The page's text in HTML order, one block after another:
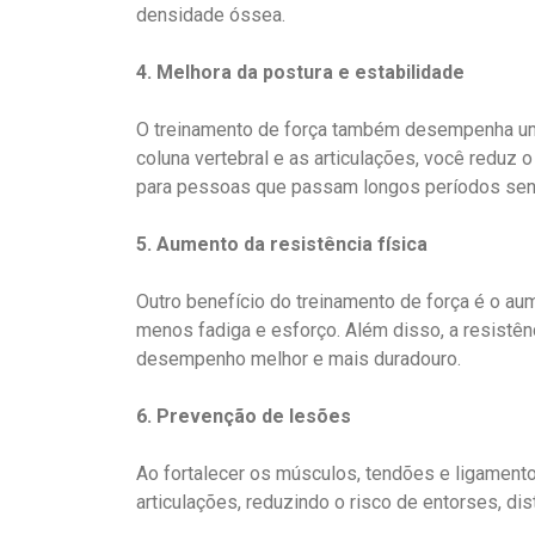
densidade óssea.
4. Melhora da postura e estabilidade
O treinamento de força também desempenha
coluna vertebral e as articulações, você reduz
para pessoas que passam longos períodos
5. Aumento da resistência física
Outro benefício do treinamento de força é o
menos fadiga e esforço. Além disso, a
desempenho melhor e mais duradouro.
6. Prevenção de lesões
Ao fortalecer os músculos, tendões e
articulações, reduzindo o risco de entorses,